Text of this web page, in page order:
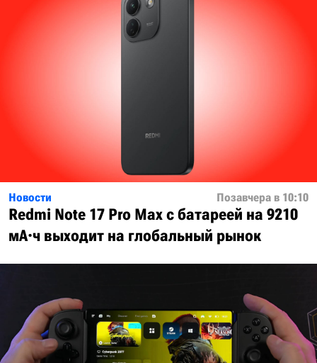
Новости Позавчера в 10:10
Redmi Note 17 Pro Max с батареей на 9210
мА·ч выходит на глобальный рынок